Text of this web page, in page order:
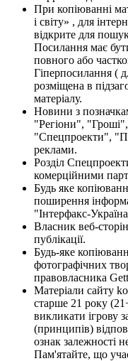
При копіюванні
і світу» , для
відкрите для
Посилання має
повного або
Гіперпосилання (
розміщена в
матеріалу.
Новини з
"Регіони",
"Спецпроекти",
реклами.
Розділ
комерційними
Будь яке
поширення
"Інтерфакс-
Власник веб-
публікації.
Будь-яке
фотографічних
правовласника
Матеріали сайту
старше 21 року
викликати ігрову
(принципів)
ознак залежності
Пам'ятайте, що